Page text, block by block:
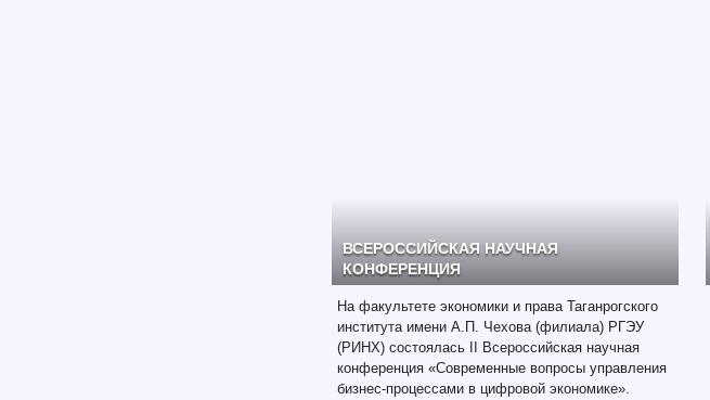
ВСЕРОССИЙСКАЯ НАУЧНАЯ
КОНФЕРЕНЦИЯ
На факультете экономики и права Таганрогского
института имени А.П. Чехова (филиала) РГЭУ
(РИНХ) состоялась II Всероссийская научная
конференция «Современные вопросы управления
бизнес-процессами в цифровой экономике».